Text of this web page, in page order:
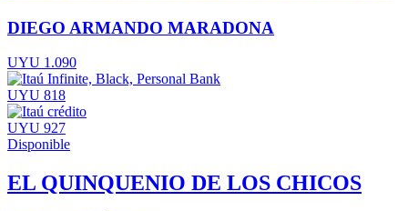
DIEGO ARMANDO MARADONA
UYU 1.090
UYU 818
UYU 927
Disponible
EL QUINQUENIO DE LOS CHICOS